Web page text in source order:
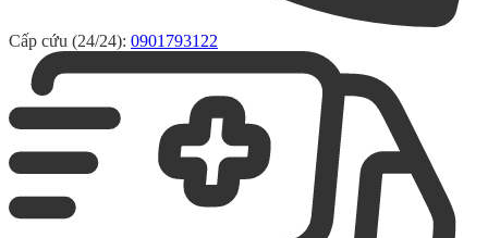
Cấp cứu (24/24): 0901793122